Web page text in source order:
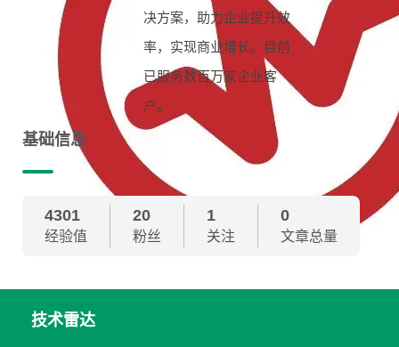
决方案，助力企业提升效
率，实现商业增长。目前
已服务数百万家企业客
户。
基础信息
4301
经验值
20
粉丝
1
关注
0
文章总量
技术雷达